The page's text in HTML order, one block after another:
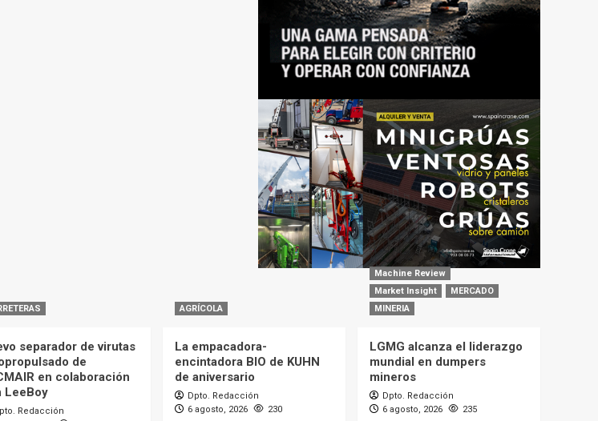
separador de virutas
de
en colaboración
LeeBoy
Redacción
AGRÍCOLA
La empacadora-
encintadora BIO de KUHN
de aniversario
Dpto. Redacción
6 agosto, 2026
230
Machine Review
Market Insight
MERCADO
MINERIA
LGMG alcanza el liderazgo
mundial en dumpers
mineros
Dpto. Redacción
6 agosto, 2026
235